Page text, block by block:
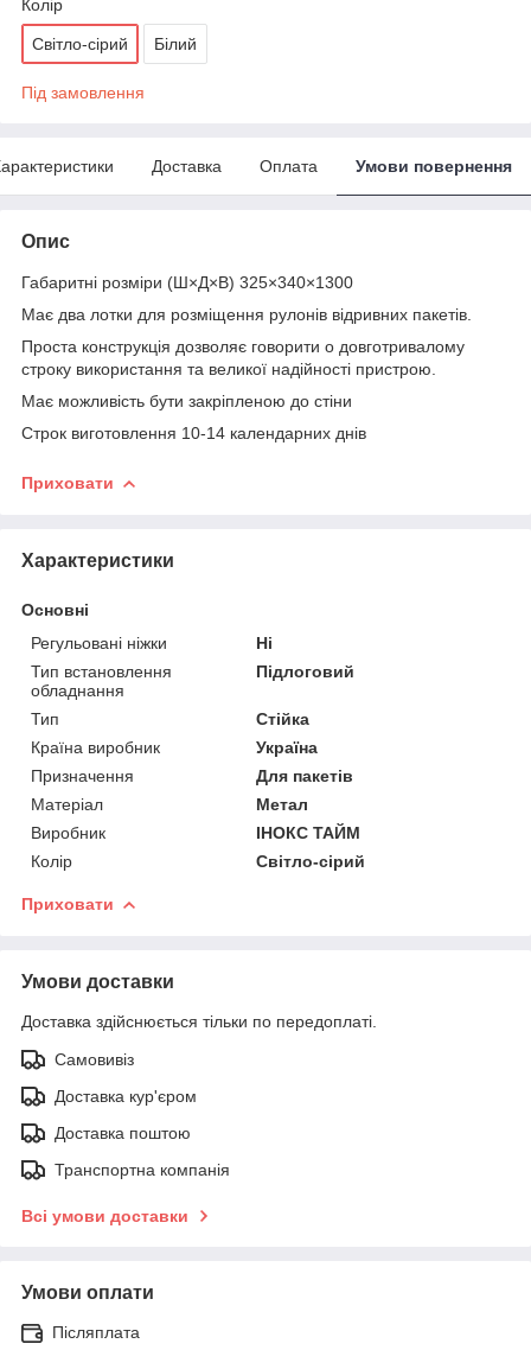
Колір
Світло-сірий Білий
Під замовлення
Доставка Оплата Умови повернення
Опис
Габаритні розміри (Ш×Д×В) 325×340×1300
Має два лотки для розміщення рулонів відривних пакетів.
Проста конструкція дозволяє говорити о довготривалому
строку використання та великої надійності пристрою.
Має можливість бути закріпленою до стіни
Строк виготовлення 10-14 календарних днів
Приховати
Характеристики
Основні
Регульовані ніжки
Ні
Тип встановлення
обладнання
Підлоговий
Тип
Стійка
Країна виробник
Україна
Призначення
Для пакетів
Матеріал
Метал
Виробник
ІНОКС ТАЙМ
Колір
Світло-сірий
Приховати
Умови доставки
Доставка здійснюється тільки по передоплаті.
Самовивіз
Доставка кур'єром
Доставка поштою
Транспортна компанія
Всі умови доставки
Умови оплати
Післяплата